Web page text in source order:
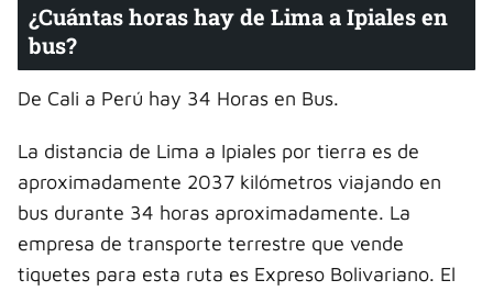
¿Cuántas horas hay de Lima a Ipiales en
bus?
De Cali a Perú hay 34 Horas en Bus.
La distancia de Lima a Ipiales por tierra es de
aproximadamente 2037 kilómetros viajando en
bus durante 34 horas aproximadamente. La
empresa de transporte terrestre que vende
tiquetes para esta ruta es Expreso Bolivariano. El